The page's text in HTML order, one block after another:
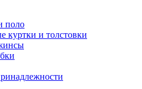
поло
куртки и толстовки